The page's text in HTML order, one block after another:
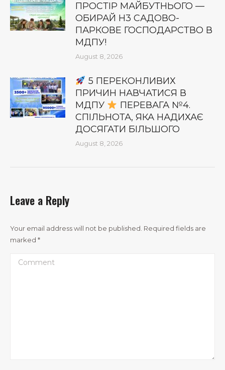
ПРОСТІР МАЙБУТНЬОГО —
ОБИРАЙ Н3 САДОВО-
ПАРКОВЕ ГОСПОДАРСТВО В
МДПУ!
August 8, 2026
5 ПЕРЕКОНЛИВИХ
ПРИЧИН НАВЧАТИСЯ В
МДПУ
ПЕРЕВАГА №4.
СПІЛЬНОТА, ЯКА НАДИХАЄ
ДОСЯГАТИ БІЛЬШОГО
August 8, 2026
Leave a Reply
Your email address will not be published. Required fields are
marked *
Comment